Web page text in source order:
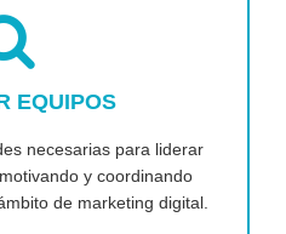
EQUIPOS
necesarias para liderar
y coordinando
de marketing digital.